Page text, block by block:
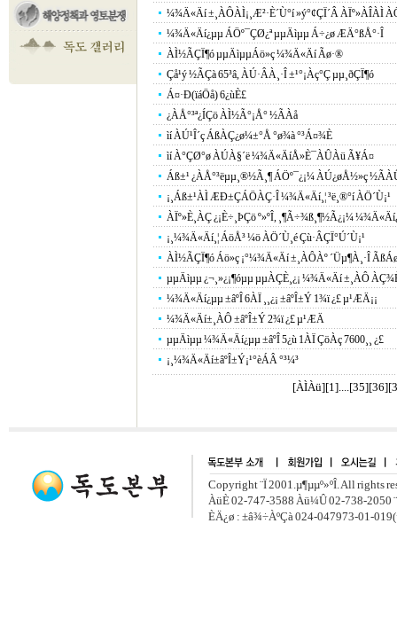
¼¾Ä«Äí ±¸ÀÔÀÌ¡¸Æ²·È´Ù°í »ý°¢ÇÏ´Â ÀÏº»ÀÎÀÌ
¼¾Ä«Äí¿­µµ ÁÖº¯ÇØ¿ª µµÄìµµ Á÷¿ø ÆÄ°ßÅ°·Î
ÀÌ½ÃÇÏ¶ó µµÄìµµÁö»ç ¼¾Ä«Äí Ãø·®
Çå¹ý ½ÃÇà 65³â, ÀÚ·ÂÀ¸·Î ±¹°¡Àç°Ç µµ¸ðÇÏ¶ó
Á¤·Ð(ïáÖå) 6¿ùÈ£
¿ÀÅ°³ª¿ÍÇö ÀÌ½Ã°¡Å° ½ÃÀå
ìí ÀÚ¹Î´ç ÁßÀÇ¿ø¼±°Å °ø¾à °³Á¤¾È
ìí À°ÇØ°ø ÀÚÀ§´ë ¼¾Ä«ÄíÅ»È¯ÀÛÀü Ã¥Á¤
Áß±¹ ¿ÀÅ°³ëµµ¸®½Ã¸¶ ÁÖº¯¿¡¼­ ÀÚ¿øÅ½»ç
¡¸Áß±¹ÀÌ ÆÐ±ÇÁÖÀÇ·Î ¼¾Ä«Äí¸¦ ³ë¸®°í ÀÖ´Ù¡¹
ÀÏº»È¸ÀÇ ¿¡È÷¸ÞÇö º»ºÎ, ¸¶Ã÷¾ß¸¶½Ã¿¡¼­
¡¸¼¾Ä«Äí¸¦ ÁöÅ³ ¼ö ÀÖ´Ù¸é Çù·ÂÇÏ°Ú´Ù¡¹
ÀÌ½ÃÇÏ¶ó Áö»ç ¡°¼¾Ä«Äí ±¸ÀÔÀº ´Üµ¶À¸·Î
µµÄìµµ ¿¬¸»¿¡¶óµµ µµÀÇÈ¸¿¡ ¼¾Ä«Äí ±¸ÀÔ
¼¾Ä«Äí¿­µµ ±âºÎ 6ÀÏ ¸¸¿¡ ±âºÎ±Ý 1¾ï ¿£ µ¹ÆÄ¡¡
¼¾Ä«Äí±¸ÀÔ ±âºÎ±Ý 2¾ï ¿£ µ¹ÆÄ
µµÄìµµ ¼¾Ä«Äí¿­µµ ±âºÎ 5¿ù 1ÀÏ ÇöÀç 7600¸¸ ¿£
¡¸¼¾Ä«Äí±âºÎ±Ý¡¹°èÁÂ °³¼³
[ÀÌÀü][1]....[35][36][
Copyright ¨Ï 2001.µ¶µµº»ºÎ. All rights
ÀüÈ­ 02-747-3588 Àü¼Û 02-738-2050
ÈÄ¿ø : ±â¾÷ÀºÇà 024-047973-01-